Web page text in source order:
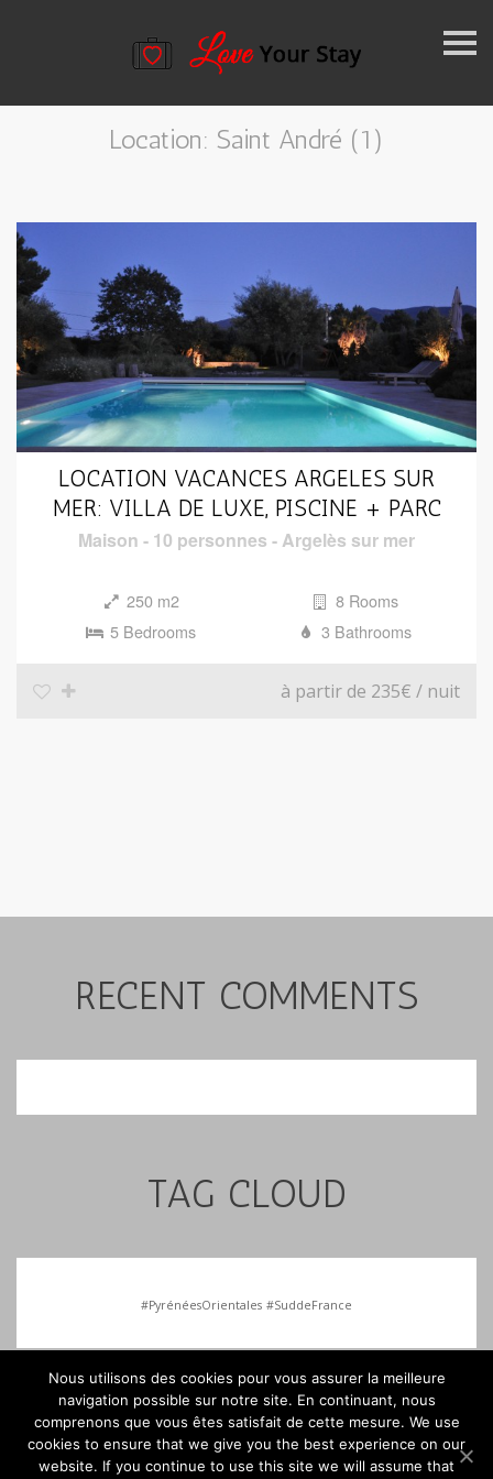
k
n
v
i
g
a
t
Location: Saint André (1)
LOCATION VACANCES ARGELES SUR
MER: VILLA DE LUXE, PISCINE + PARC
Maison - 10 personnes - Argelès sur mer
250 m2
8 Rooms
5 Bedrooms
3 Bathrooms
à partir de 235€ / nuit
RECENT COMMENTS
TAG CLOUD
#PyrénéesOrientales #SuddeFrance
© 2016- www.loveyourstay.com
Nous utilisons des cookies pour vous assurer la meilleure
navigation possible sur notre site. En continuant, nous
comprenons que vous êtes satisfait de cette mesure. We use
cookies to ensure that we give you the best experience on our
website. If you continue to use this site we will assume that